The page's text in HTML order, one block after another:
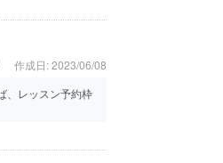
作成日: 2023/06/08
、レッスン予約枠